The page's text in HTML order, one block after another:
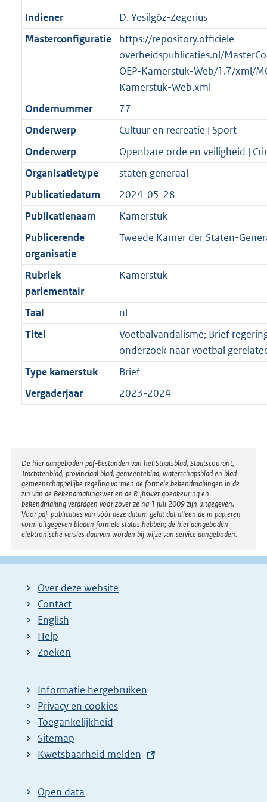
Indiener
D. Yesilgöz-Zegerius
Masterconfiguratie
https://repository.officiele-
overheidspublicaties.nl/
OEP-Kamerstuk-Web/1.7/xml/
Kamerstuk-Web.xml
Ondernummer
77
Onderwerp
Cultuur en recreatie | Sport
Onderwerp
Openbare orde en veiligheid |
Organisatietype
staten generaal
Publicatiedatum
2024-05-28
Publicatienaam
Kamerstuk
Publicerende
organisatie
Tweede Kamer der Staten-
Rubriek
parlementair
Kamerstuk
Taal
nl
Titel
Voetbalvandalisme; Brief
onderzoek naar voetbal
Type kamerstuk
Brief
Vergaderjaar
2023-2024
Disclaimer
De hier aangeboden pdf-bestanden van het Staatsblad, Staatscourant,
Tractatenblad, provinciaal blad, gemeenteblad, waterschapsblad en blad
gemeenschappelijke regeling vormen de formele bekendmakingen in de
zin van de Bekendmakingswet en de Rijkswet goedkeuring en
bekendmaking verdragen voor zover ze na 1 juli 2009 zijn uitgegeven.
Voor pdf-publicaties van vóór deze datum geldt dat alleen de in papieren
vorm uitgegeven bladen formele status hebben; de hier aangeboden
elektronische versies daarvan worden bij wijze van service aangeboden.
Over deze website
Contact
English
Help
Zoeken
Informatie hergebruiken
Privacy en cookies
Toegankelijkheid
Sitemap
E
t
Kwetsbaarheid melden
Open data